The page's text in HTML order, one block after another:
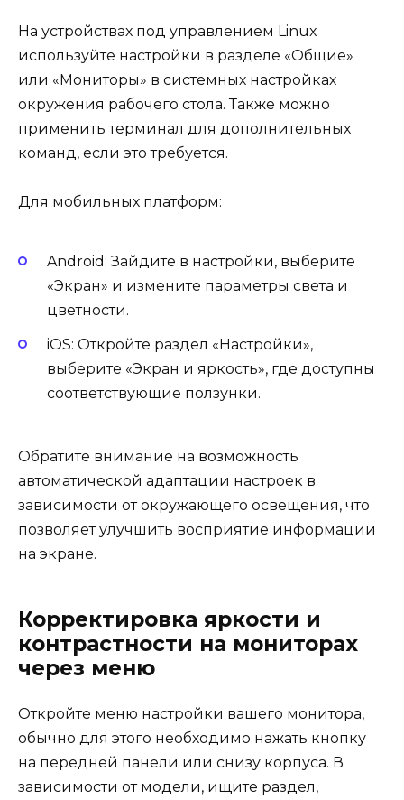
На устройствах под управлением Linux
используйте настройки в разделе «Общие»
или «Мониторы» в системных настройках
окружения рабочего стола. Также можно
применить терминал для дополнительных
команд, если это требуется.
Для мобильных платформ:
Android: Зайдите в настройки, выберите
«Экран» и измените параметры света и
цветности.
iOS: Откройте раздел «Настройки»,
выберите «Экран и яркость», где доступны
соответствующие ползунки.
Обратите внимание на возможность
автоматической адаптации настроек в
зависимости от окружающего освещения, что
позволяет улучшить восприятие информации
на экране.
Корректировка яркости и
контрастности на мониторах
через меню
Откройте меню настройки вашего монитора,
обычно для этого необходимо нажать кнопку
на передней панели или снизу корпуса. В
зависимости от модели, ищите раздел,